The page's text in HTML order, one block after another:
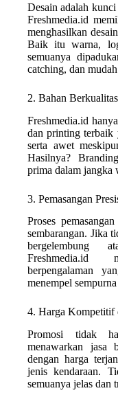
Desain adalah
Freshmedia.id
menghasilkan
Baik itu warna,
semuanya
catching, dan
2. Bahan
Freshmedia.id
dan printing terbaik
serta awet
Hasilnya?
prima dalam jangka
3. Pemasangan
Proses
sembarangan. Jika
bergelembung
berpengalaman
menempel
4. Harga Kompetitif
Promosi tidak
menawarkan jasa
dengan harga
jenis kendaraan.
semuanya jelas dan